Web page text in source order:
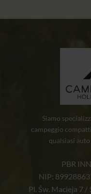
Siamo
campeggio
qualsiasi
PBR
NIP:
Pl. Św. Macieja 7